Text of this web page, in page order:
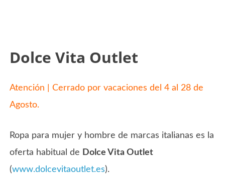
Dolce Vita Outlet
Atención | Cerrado por vacaciones del 4 al 28 de
Agosto.
Ropa para mujer y hombre de marcas italianas es la
oferta habitual de Dolce Vita Outlet
(www.dolcevitaoutlet.es).